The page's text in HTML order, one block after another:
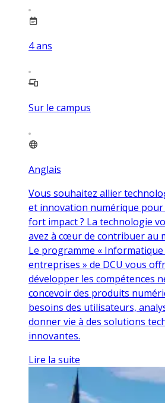
4ans
Sur le campus
Anglais
Vous souhaitez allier
et innovation numérique
fort impact ? La technologie
avez à cœur de contribuer au
Le programme «
entreprises » de DCU vous
développer les compétences
concevoir des produits
besoins des utilisateurs,
donner vie à des solutions
innovantes.
Lire la suite